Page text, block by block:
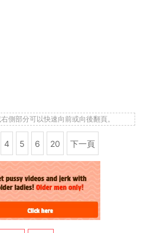
側部分可以快速向前或向後翻頁。
4 5 6 20 下一頁